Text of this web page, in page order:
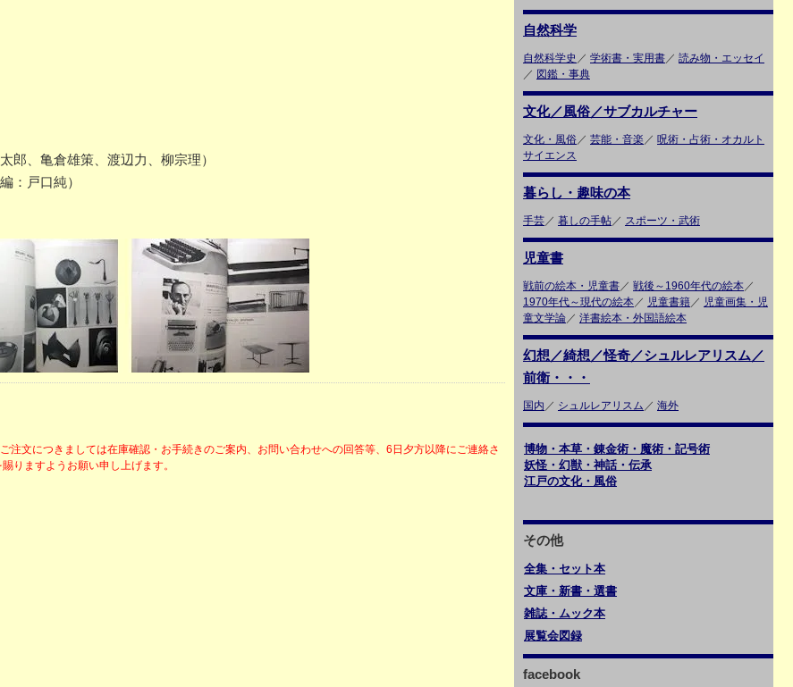
郎、亀倉雄策、渡辺力、柳宗理）
：戸口純）
注文につきましては在庫確認・お手続きのご案内、お問い合わせへの回答等、6日夕方以降にご連絡さ
賜りますようお願い申し上げます。
自然科学
自然科学史 ／ 学術書・実用書／ 読み物・エッセイ
／ 図鑑・事典
文化／風俗／サブカルチャー
文化・風俗／ 芸能・音楽 ／ 呪術・占術・オカルト
サイエンス
暮らし・趣味の本
手芸／ 暮しの手帖／ スポーツ・武術
児童書
戦前の絵本・児童書／ 戦後～1960年代の絵本／
1970年代～現代の絵本／ 児童書籍／ 児童画集・児
童文学論／ 洋書絵本・外国語絵本
幻想／綺想／怪奇／シュルレアリスム／
前衛・・・
国内 ／ シュルレアリスム ／ 海外
博物・本草・錬金術・魔術・記号術
妖怪・幻獣・神話・伝承
江戸の文化・風俗
その他
全集・セット本
文庫・新書・選書
雑誌・ムック本
展覧会図録
facebook